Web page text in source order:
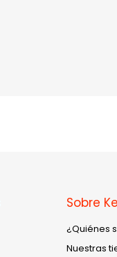
Sobre
¿Quiénes
Nuestras